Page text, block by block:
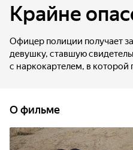
Крайне
Офицер полиции получает
девушку, ставшую
с наркокартелем, в которой
что за атакой на самом деле
О фильме